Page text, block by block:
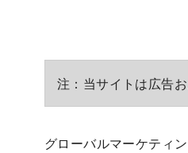
注：当サイトは広告
グローバルマーケティ